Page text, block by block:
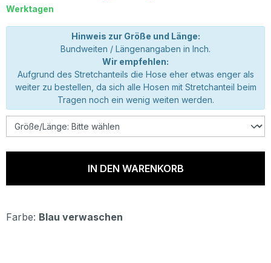
Werktagen
Hinweis zur Größe und Länge:
Bundweiten / Längenangaben in Inch.
Wir empfehlen:
Aufgrund des Stretchanteils die Hose eher etwas enger als
weiter zu bestellen, da sich alle Hosen mit Stretchanteil beim
Tragen noch ein wenig weiten werden.
IN DEN WARENKORB
Farbe: Blau verwaschen